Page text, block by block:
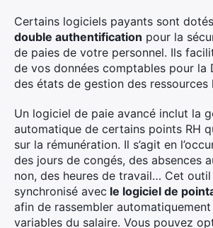
Certains logiciels payants sont
double authentification pour la
de paies de votre personnel. Ils
de vos données comptables pour la
des états de gestion des ressources
Un logiciel de paie avancé inclut la
automatique de certains points RH
sur la rémunération. Il s’agit en
des jours de congés, des absences
non, des heures de travail… Cet
synchronisé avec le logiciel de
afin de rassembler
variables du salaire. Vous pouvez